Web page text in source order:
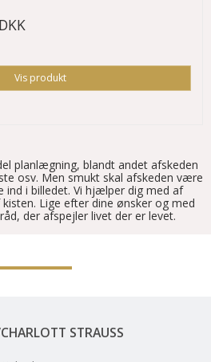
Vis produkt
planlægning, blandt andet afskeden
osv. Men smukt skal afskeden være
i billedet. Vi hjælper dig med af
Lige efter dine ønsker og med
der afspejler livet der er levet.
STRAUSS